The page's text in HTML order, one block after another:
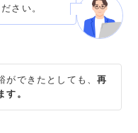
さい。
ができたとしても、再
す。